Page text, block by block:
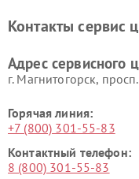
Контакты сервис
Адрес сервисного
г. Магнитогорск,
Горячая линия:
+7 (800) 301-55-83
Контактный телефон:
8 (800) 301-55-83